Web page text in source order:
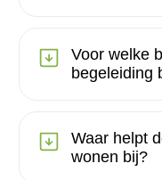
Voor welke
begeleiding
Waar helpt
wonen bij?